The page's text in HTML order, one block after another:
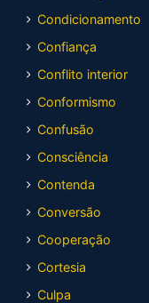
Condicionamento
Confiança
Conflito interior
Conformismo
Confusão
Consciência
Contenda
Conversão
Cooperação
Cortesia
Culpa